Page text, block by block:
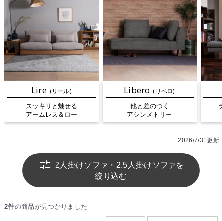
をくつろぎスペースとして使えるので、コンパクトでも横になって
リラックスできます。素材は、肌触りのよいファブリックやお手入
れしやすいレザーなどから選べます。カラーはホワイト・ブラッ
ク・グレーの落ち着いた定番色に加え、グリーン・レッド・イエロ
ーなどアクセントになるカラーも展開。カバーリング仕様ならカバ
ーを取り外して洗えるので、いつでも清潔で快適な座り心地をキー
プできます。クラスティーナ厳選のラインナップから、あなたにぴ
ったりの2人掛け・2.5人掛けソファを見つけてみませんか。
Lire (リール)
スッキリと魅せる
アームレス＆ロー
Libero (リベロ)
他と差のつく
アシンメトリー
2026/7/31更新
2人掛けソファ・2.5人掛けソファを
絞り込む
2件の商品が見つかりました